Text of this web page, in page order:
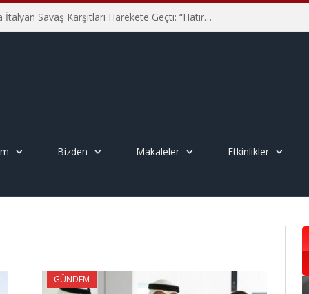
Hiroşima’nın 81. Yılında İtalyan Savaş Karşıtları Harekete Geçti: “Hatırlamak yeterli değil”
Bizden Makaleler Etkinlikler
GÜNDEM